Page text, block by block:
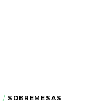
/ SOBREMESAS